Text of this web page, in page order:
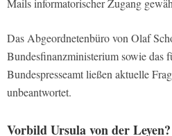
Mails informatorischer Zugang
Das Abgeordnetenbüro von Olaf
Bundesfinanzministerium sowie das
Bundespresseamt ließen aktuelle
unbeantwortet.
Vorbild Ursula von der Leyen?